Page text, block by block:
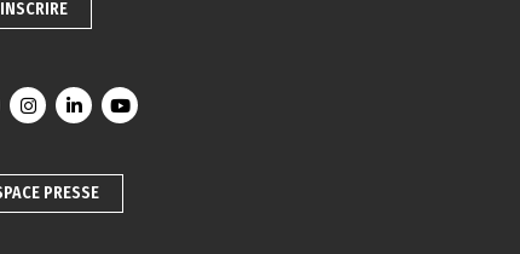
vers le compte Facebook
Lien vers le compte Instagram
Lien vers le compte Linkedin
Lien vers la chaîne Youtube
PRESSE